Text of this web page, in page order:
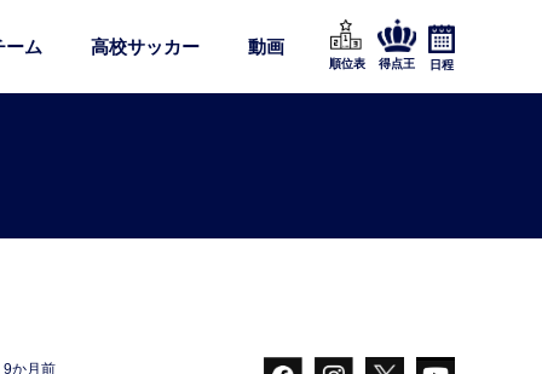
ーム 高校サッカー 動画
順位表 得点王 日程
9か月前